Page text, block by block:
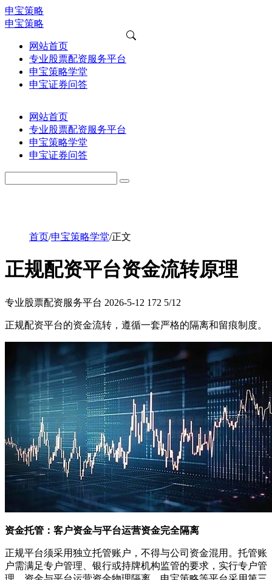
申宝策略
申宝策略
网站首页
专业股票配资服务平台
申宝策略学堂
申宝证券问答
网站首页
专业股票配资服务平台
申宝策略学堂
申宝证券问答
首页/申宝策略学堂/正文
正规配资平台资金流转原理
专业股票配资服务平台 2026-5-12 172 5/12
正规配资平台的资金流转，遵循一套严格的隔离和留痕制度。
资金托管：客户资金与平台运营资金完全隔离
正规平台须采用独立托管账户，不得与公司资金混用。托管账
户需满足专户管理、银行或持牌机构监管的要求，实行专户管